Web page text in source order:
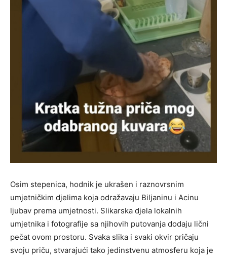
Osim stepenica, hodnik je ukrašen i raznovrsnim
umjetničkim djelima koja odražavaju Biljaninu i Acinu
ljubav prema umjetnosti. Slikarska djela lokalnih
umjetnika i fotografije sa njihovih putovanja dodaju lični
pečat ovom prostoru. Svaka slika i svaki okvir pričaju
svoju priču, stvarajući tako jedinstvenu atmosferu koja je